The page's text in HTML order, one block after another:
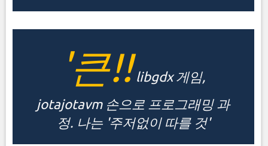
'큰!! libgdx 게임,
jotajotavm 손으로 프로그래밍 과
정. 나는 '주저없이 따를 것'